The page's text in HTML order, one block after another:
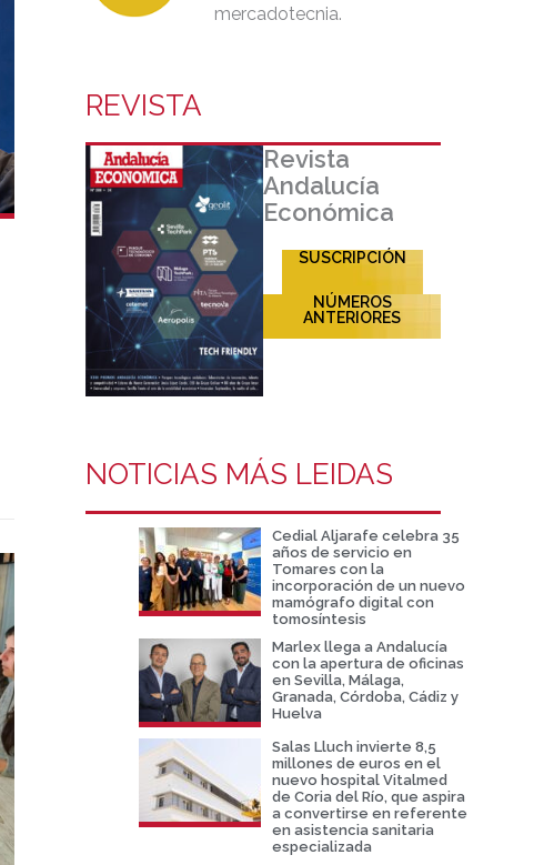
mercadotecnia.
REVISTA
Revista
Andalucía
Económica
SUSCRIPCIÓN
NÚMEROS
ANTERIORES
NOTICIAS MÁS LEIDAS
Cedial Aljarafe celebra 35
años de servicio en
Tomares con la
incorporación de un nuevo
mamógrafo digital con
tomosíntesis
Marlex llega a Andalucía
con la apertura de oficinas
en Sevilla, Málaga,
Granada, Córdoba, Cádiz y
Huelva
Salas Lluch invierte 8,5
millones de euros en el
nuevo hospital Vitalmed
de Coria del Río, que aspira
a convertirse en referente
en asistencia sanitaria
especializada